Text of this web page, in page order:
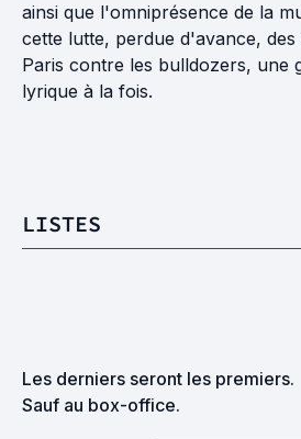
ainsi que l'omniprésence de la
cette lutte, perdue d'avance,
Paris contre les bulldozers, une
lyrique à la fois.
LISTES
Les derniers seront les premiers.
Sauf au box-office.